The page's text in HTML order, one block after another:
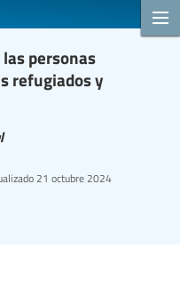
personas
refugiados y
21 octubre 2024